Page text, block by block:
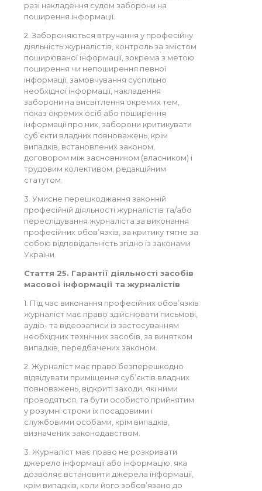
разі накладення судом заборони на
поширення інформації.
2. Забороняються втручання у професійну
діяльність журналістів, контроль за змістом
поширюваної інформації, зокрема з метою
поширення чи непоширення певної
інформації, замовчування суспільно
необхідної інформації, накладення
заборони на висвітлення окремих тем,
показ окремих осіб або поширення
інформації про них, заборони критикувати
суб’єкти владних повноважень, крім
випадків, встановлених законом,
договором між засновником (власником) і
трудовим колективом, редакційним
статутом.
3. Умисне перешкоджання законній
професійній діяльності журналістів та/або
переслідування журналіста за виконання
професійних обов’язків, за критику тягне за
собою відповідальність згідно із законами
України.
Стаття 25. Гарантії діяльності засобів
масової інформації та журналістів
1. Під час виконання професійних обов’язків
журналіст має право здійснювати письмові,
аудіо- та відеозаписи із застосуванням
необхідних технічних засобів, за винятком
випадків, передбачених законом.
2. Журналіст має право безперешкодно
відвідувати приміщення суб’єктів владних
повноважень, відкриті заходи, які ними
проводяться, та бути особисто прийнятим
у розумні строки їх посадовими і
службовими особами, крім випадків,
визначених законодавством.
3. Журналіст має право не розкривати
джерело інформації або інформацію, яка
дозволяє встановити джерела інформації,
крім випадків, коли його зобов’язано до